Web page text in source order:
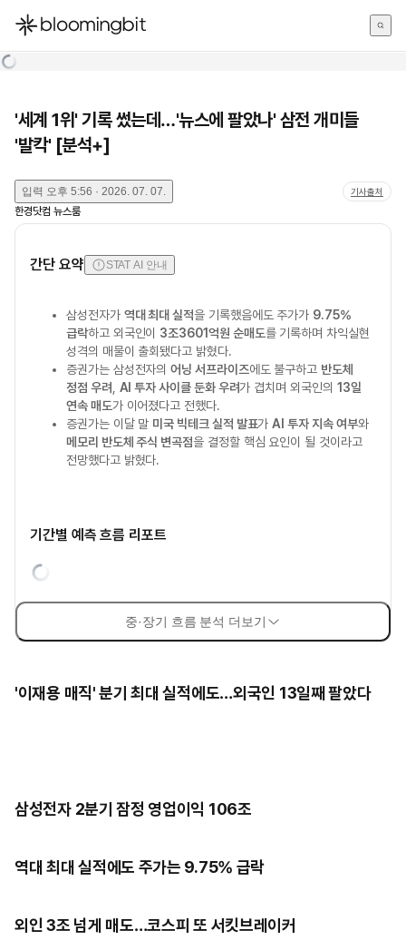
한국어
'세계 1위' 기록 썼는데…'뉴스에 팔았나' 삼전 개미들
'발칵' [분석+]
입력 오후 5:56 · 2026. 07. 07. 기사출처
한경닷컴 뉴스룸
간단 요약 STAT AI 안내
삼성전자가 역대 최대 실적을 기록했음에도 주가가 9.75%
급락하고 외국인이 3조3601억원 순매도를 기록하며 차익실현
성격의 매물이 출회됐다고 밝혔다.
증권가는 삼성전자의어닝 서프라이즈에도 불구하고 반도체
정점 우려
AI 투자 사이클 둔화 우려가 겹치며 외국인의 13일
연속 매도가 이어졌다고 전했다.
증권가는 이달 말 미국 빅테크 실적 발표가AI 투자 지속 여부와
메모리 반도체 주식 변곡점을 결정할 핵심 요인이 될 것이라고
전망했다고 밝혔다.
기간별 예측 흐름 리포트
중·장기 흐름 분석 더보기
'이재용 매직' 분기 최대 실적에도…외국인 13일째 팔았다
삼성전자 2분기 잠정 영업이익 106조
역대 최대 실적에도 주가는 9.75% 급락
외인 3조 넘게 매도…코스피 또 서킷브레이커